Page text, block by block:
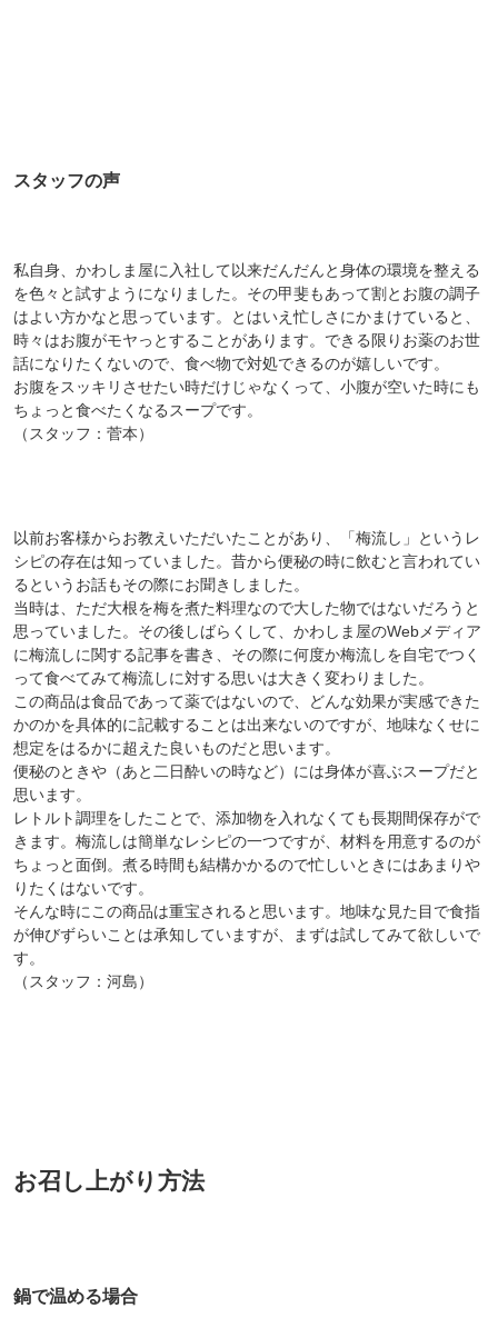
スタッフの声
私自身、かわしま屋に入社して以来だんだんと身体の環境を整える
を色々と試すようになりました。その甲斐もあって割とお腹の調子
はよい方かなと思っています。とはいえ忙しさにかまけていると、
時々はお腹がモヤっとすることがあります。できる限りお薬のお世
話になりたくないので、食べ物で対処できるのが嬉しいです。
お腹をスッキリさせたい時だけじゃなくって、小腹が空いた時にも
ちょっと食べたくなるスープです。
（スタッフ：菅本）
以前お客様からお教えいただいたことがあり、「梅流し」というレ
シピの存在は知っていました。昔から便秘の時に飲むと言われてい
るというお話もその際にお聞きしました。
当時は、ただ大根を梅を煮た料理なので大した物ではないだろうと
思っていました。その後しばらくして、かわしま屋のWebメディア
に梅流しに関する記事を書き、その際に何度か梅流しを自宅でつく
って食べてみて梅流しに対する思いは大きく変わりました。
この商品は食品であって薬ではないので、どんな効果が実感できた
かのかを具体的に記載することは出来ないのですが、地味なくせに
想定をはるかに超えた良いものだと思います。
便秘のときや（あと二日酔いの時など）には身体が喜ぶスープだと
思います。
レトルト調理をしたことで、添加物を入れなくても長期間保存がで
きます。梅流しは簡単なレシピの一つですが、材料を用意するのが
ちょっと面倒。煮る時間も結構かかるので忙しいときにはあまりや
りたくはないです。
そんな時にこの商品は重宝されると思います。地味な見た目で食指
が伸びずらいことは承知していますが、まずは試してみて欲しいで
す。
（スタッフ：河島）
お召し上がり方法
鍋で温める場合